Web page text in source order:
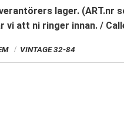
lager. (ART.nr
vi att ni ringer innan. /
VINTAGE 32-84